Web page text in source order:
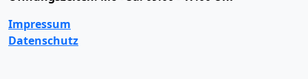
Impressum
Datenschutz